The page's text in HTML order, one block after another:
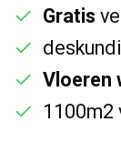
Gratis
Vloeren
1100m2